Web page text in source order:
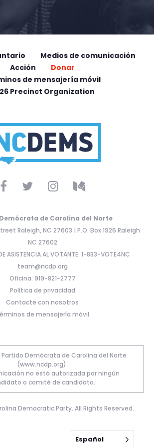
Medios de comunicación
Acción
Donar
de mensajería móvil
Precinct Organization
de Carolina del Norte
Raleigh, NC 27603 | P.O. Box 1926 Raleigh
NC 27602
ASISTENCIA AL VOTANTE: 1-833-VOTE4NC
team@ncdp.org
Oficina: 919-821-2777
Política de privacidad
Contacte con nosotros
de mensajería móvil
Partido Demócrata de Carolina del Norte
(www.ncdp.org).
no está autorizada por ningún
o comité de candidato.
Democratic Party. All Rights Reserved.
Español